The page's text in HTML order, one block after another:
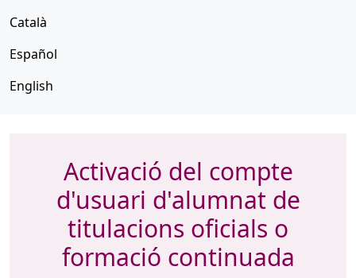
Català
Español
English
Activació del compte
d'usuari d'alumnat de
titulacions oficials o
formació continuada